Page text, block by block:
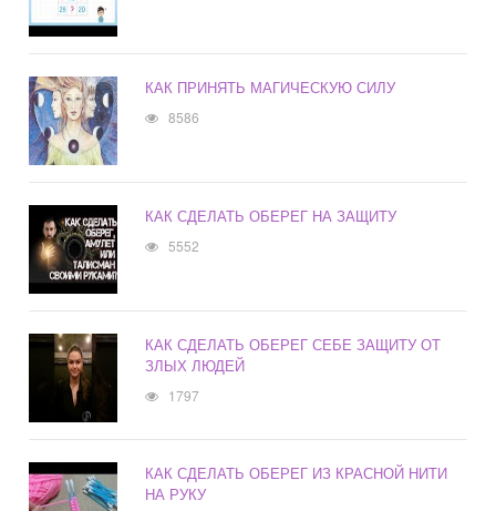
КАК ПРИНЯТЬ МАГИЧЕСКУЮ СИЛУ
8586
КАК СДЕЛАТЬ ОБЕРЕГ НА ЗАЩИТУ
5552
КАК СДЕЛАТЬ ОБЕРЕГ СЕБЕ ЗАЩИТУ ОТ
ЗЛЫХ ЛЮДЕЙ
1797
КАК СДЕЛАТЬ ОБЕРЕГ ИЗ КРАСНОЙ НИТИ
НА РУКУ